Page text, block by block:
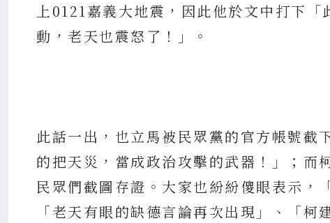
上0121嘉義大地震，因此他於文中打下
動，老天也震怒了！」。
此話一出，也立馬被民眾黨的官方帳號
的把天災，當成政治攻擊的武器！」；而
民眾們截圖存證。大家也紛紛傻眼表示
「老天有眼的缺德言論再次出現」、「